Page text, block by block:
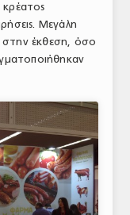
Μεγάλη
έκθεση, όσο